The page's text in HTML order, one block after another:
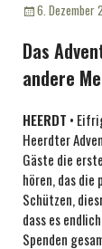
Veröffentlicht
6. Dezember
Das
andere
HEERDT •
Heerdter
Gäste die
hören, das
Schützen,
dass es
Spenden